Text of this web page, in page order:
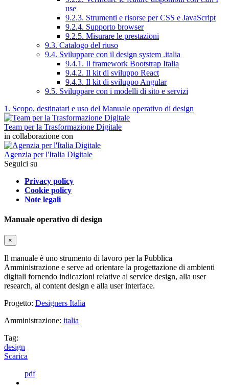
use
9.2.3. Strumenti e risorse per CSS e JavaScript
9.2.4. Supporto browser
9.2.5. Misurare le prestazioni
9.3. Catalogo del riuso
9.4. Sviluppare con il design system .italia
9.4.1. Il framework Bootstrap Italia
9.4.2. Il kit di sviluppo React
9.4.3. Il kit di sviluppo Angular
9.5. Sviluppare con i modelli di sito e servizi
1. Scopo, destinatari e uso del Manuale operativo di design
Team per la Trasformazione Digitale
in collaborazione con
Agenzia per l'Italia Digitale
Seguici su
Privacy policy
Cookie policy
Note legali
Manuale operativo di design
×
Il manuale è uno strumento di lavoro per la Pubblica
Amministrazione e serve ad orientare la progettazione di ambienti
digitali fornendo indicazioni relative al service design, alla user
research, al content design e alla user interface.
Progetto: Designers Italia
Amministrazione: italia
Tag:
design
Scarica
pdf